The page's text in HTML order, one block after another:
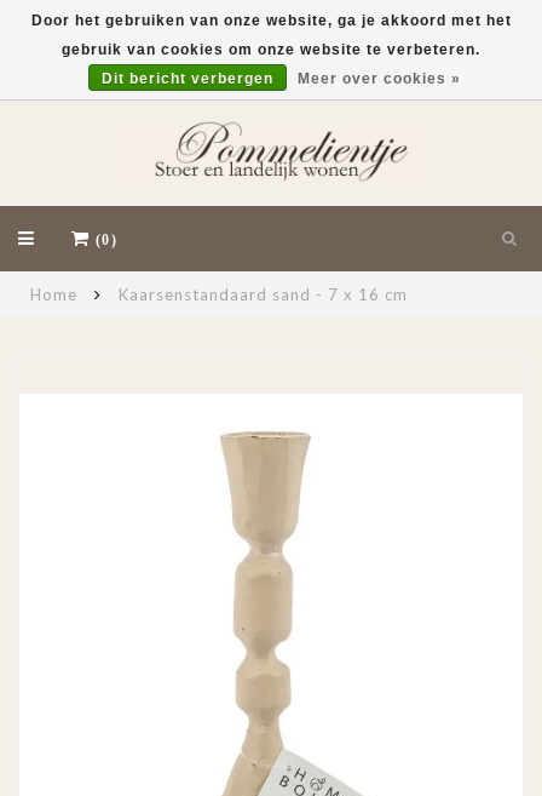
(0)
Home Kaarsenstandaard sand - 7 x 16 cm
Door het gebruiken van onze website, ga je akkoord met het
gebruik van cookies om onze website te verbeteren.
Dit bericht verbergen
Meer over cookies »